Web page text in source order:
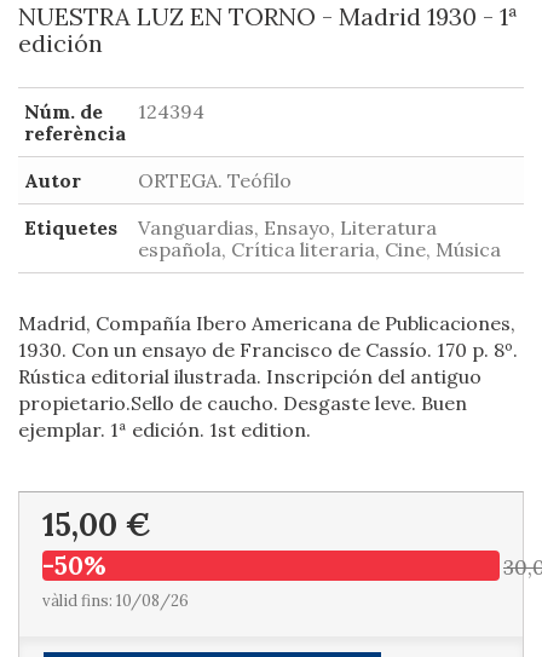
NUESTRA LUZ EN TORNO - Madrid 1930 - 1ª
edición
Núm. de
referència
124394
Autor
ORTEGA. Teófilo
Etiquetes
Vanguardias, Ensayo, Literatura
española, Crítica literaria, Cine, Música
Madrid, Compañía Ibero Americana de Publicaciones,
1930. Con un ensayo de Francisco de Cassío. 170 p. 8º.
Rústica editorial ilustrada. Inscripción del antiguo
propietario.Sello de caucho. Desgaste leve. Buen
ejemplar. 1ª edición. 1st edition.
15,00 €
-50%
vàlid fins: 10/08/26